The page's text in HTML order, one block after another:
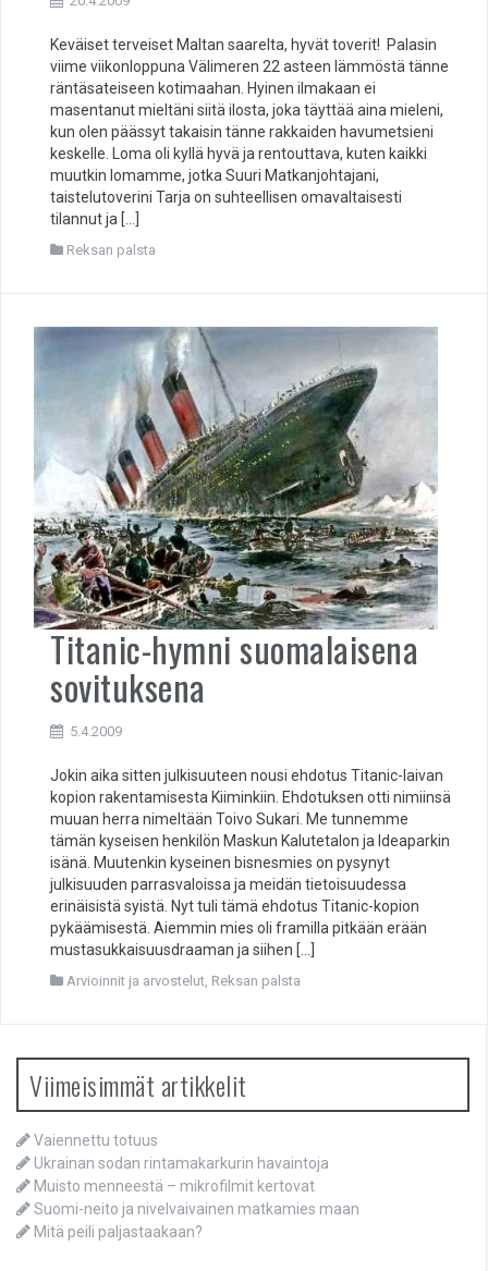
Keväiset terveiset Maltan saarelta, hyvät toverit! Palasin
viime viikonloppuna Välimeren 22 asteen lämmöstä tänne
räntäsateiseen kotimaahan. Hyinen ilmakaan ei
masentanut mieltäni siitä ilosta, joka täyttää aina mieleni,
kun olen päässyt takaisin tänne rakkaiden havumetsieni
keskelle. Loma oli kyllä hyvä ja rentouttava, kuten kaikki
muutkin lomamme, jotka Suuri Matkanjohtajani,
taistelutoverini Tarja on suhteellisen omavaltaisesti
tilannut ja […]
Reksan palsta
Titanic-hymni suomalaisena
sovituksena
5.4.2009
Jokin aika sitten julkisuuteen nousi ehdotus Titanic-laivan
kopion rakentamisesta Kiiminkiin. Ehdotuksen otti nimiinsä
muuan herra nimeltään Toivo Sukari. Me tunnemme
tämän kyseisen henkilön Maskun Kalutetalon ja Ideaparkin
isänä. Muutenkin kyseinen bisnesmies on pysynyt
julkisuuden parrasvaloissa ja meidän tietoisuudessa
erinäisistä syistä. Nyt tuli tämä ehdotus Titanic-kopion
pykäämisestä. Aiemmin mies oli framilla pitkään erään
mustasukkaisuusdraaman ja siihen […]
Arvioinnit ja arvostelut Reksan palsta
Viimeisimmät artikkelit
Vaiennettu totuus
Ukrainan sodan rintamakarkurin havaintoja
Muisto menneestä – mikrofilmit kertovat
Suomi-neito ja nivelvaivainen matkamies maan
Mitä peili paljastaakaan?